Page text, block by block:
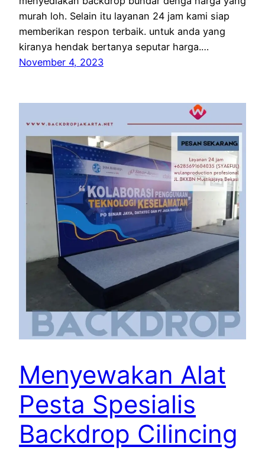
murah loh. Selain itu layanan 24 jam kami siap
memberikan respon terbaik. untuk anda yang
kiranya hendak bertanya seputar harga.…
November 4, 2023
Menyewakan Alat
Pesta Spesialis
Backdrop Cilincing